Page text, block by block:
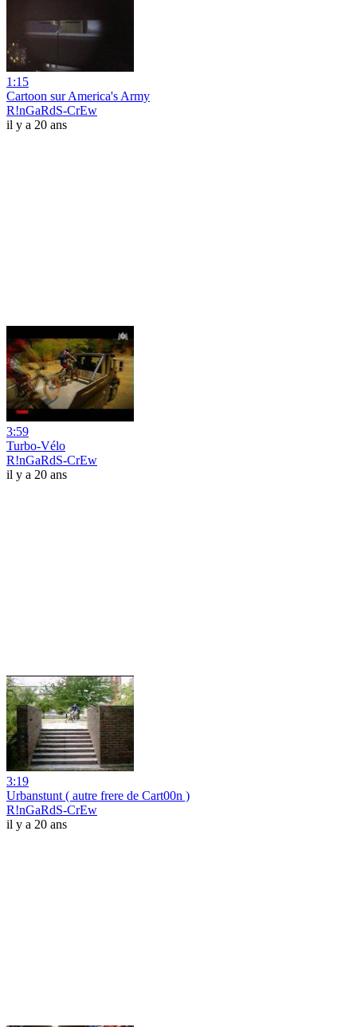
1:15
Cartoon sur America's Army
R!nGaRdS-CrEw
il y a 20 ans
3:59
Turbo-Vélo
R!nGaRdS-CrEw
il y a 20 ans
3:19
Urbanstunt ( autre frere de Cart00n )
R!nGaRdS-CrEw
il y a 20 ans